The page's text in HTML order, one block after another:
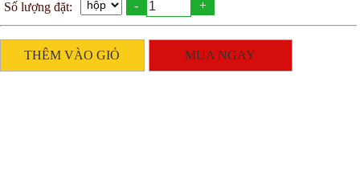
Số lượng đặt: - +
THÊM VÀO GIỎ MUA NGAY